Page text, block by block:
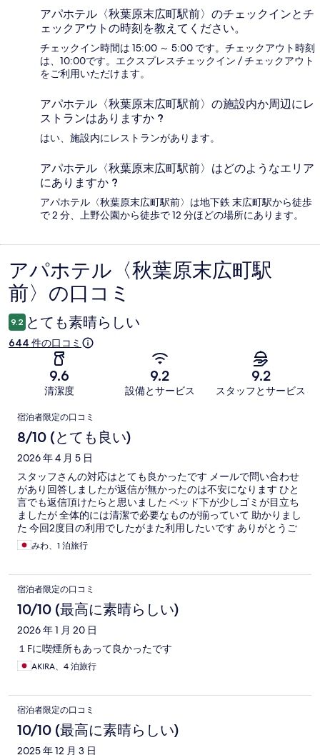
アパホテル〈秋葉原末広町駅前〉のチェックインとチ
ェックアウトの時刻を教えてください。
チェックイン時間は 15:00 ～ 5:00 です。チェックアウト時刻
は、10:00です。エクスプレスチェックイン / チェックアウト
をご利用いただけます。
アパホテル〈秋葉原末広町駅前〉の施設内か周辺にレ
ストランはありますか ?
はい、施設内にレストランがあります。
アパホテル〈秋葉原末広町駅前〉はどのようなエリア
にありますか ?
アパホテル〈秋葉原末広町駅前〉は地下鉄 末広町駅から徒歩
で 2 分、上野公園から徒歩で 12 分ほどの場所にあります。
口
コ
ミ
アパホテル〈秋葉原末広町駅
前〉の口コミ
9.2 とても素晴らしい
644 件の口コミ
9.6
清潔度
9.2
設備とサービス
9.2
スタッフとサービス
口
コ
ミ
宿泊者限定の口コミ
8/10 (とても良い)
2026 年 4 月 5 日
スタッフさんの対応はとても良かったです メールで問い合わせ
があり回答しましたが返信が無かったのは不安になります ひと
言でも返信頂けたらと思いました ベッド下が少しゴミが目立ち
ましたが 全体的には清潔で必要なものが揃っていて 助かりまし
た 今回2度目の利用でしたがまた利用したいです ありがとうご
ざいました
みわ、1 泊旅行
宿泊者限定の口コミ
10/10 (最高に素晴らしい)
2026 年 1 月 20 日
１Fに喫煙所もあって良かったです
AKIRA、4 泊旅行
宿泊者限定の口コミ
10/10 (最高に素晴らしい)
2025 年 12 月 3 日